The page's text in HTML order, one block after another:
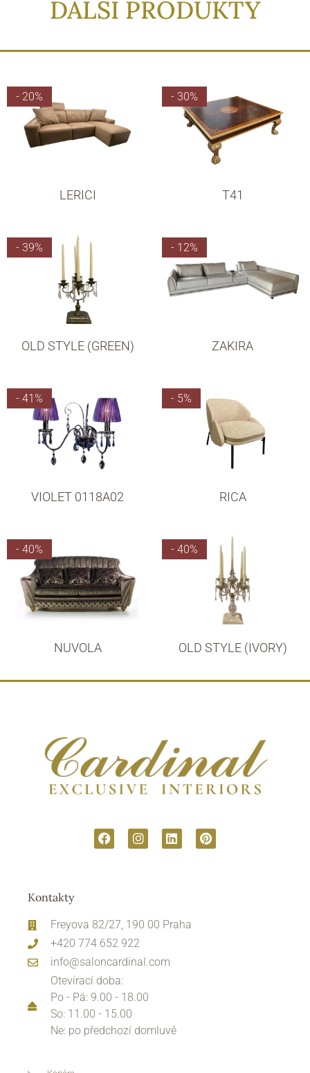
DALŠÍ PRODUKTY
- 20%
LERICI
- 30%
T41
- 39%
OLD STYLE (GREEN)
- 12%
ZAKIRA
- 41%
VIOLET 0118A02
- 5%
RICA
- 40%
NUVOLA
- 40%
OLD STYLE (IVORY)
Kontakty
Freyova 82/27, 190 00 Praha
+420 774 652 922
info@saloncardinal.com
Otevírací doba:
Po - Pá: 9.00 - 18.00
So: 11.00 - 15.00
Ne: po předchozí domluvě